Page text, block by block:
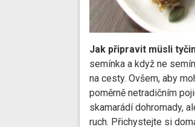
Jak připravit müsli
semínka a když ne
na cesty. Ovšem, aby
poměrně netradičním
skamarádí dohromady,
ruch. Přichystejte si